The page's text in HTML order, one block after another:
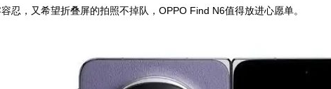
忍，又希望折叠屏的拍照不掉队，OPPO Find N6值得放进心愿单。